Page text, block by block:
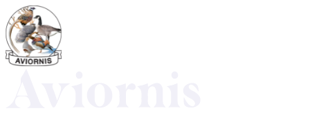
Overslaan
en
naar
de
inhoud